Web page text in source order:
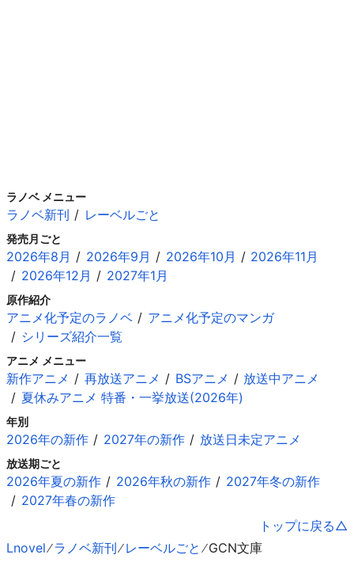
ラノベ メニュー
ラノベ新刊 レーベルごと
発売月ごと
2026年8月 2026年9月 2026年10月
2026年11月
2026年12月
2027年1月
原作紹介
アニメ化予定のラノベ
アニメ化予定のマンガ
シリーズ紹介一覧
アニメ メニュー
新作アニメ 再放送アニメ BSアニメ
放送中アニメ
夏休みアニメ 特番・一挙放送(2026年)
年別
2026年の新作 2027年の新作 放送日未定アニメ
放送期ごと
2026年夏の新作 2026年秋の新作
2027年冬の新作
2027年春の新作
トップに戻る
Lnovel ラノベ新刊 レーベルごと GCN文庫